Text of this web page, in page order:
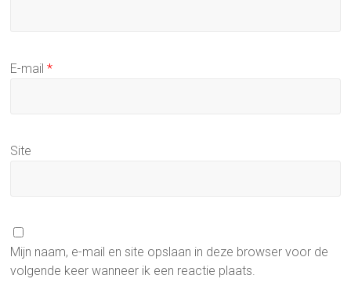
E-mail*
Site
Mijn naam, e-mail en site opslaan in deze browser voor de
volgende keer wanneer ik een reactie plaats.